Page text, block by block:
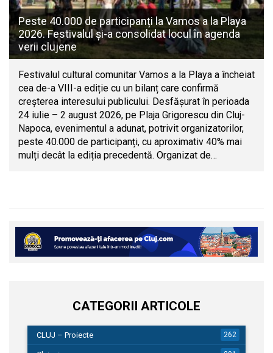
Peste 40.000 de participanți la Vamos a la Playa
2026. Festivalul și-a consolidat locul în agenda
verii clujene
Festivalul cultural comunitar Vamos a la Playa a încheiat
cea de-a VIII-a ediție cu un bilanț care confirmă
creșterea interesului publicului. Desfășurat în perioada
24 iulie – 2 august 2026, pe Plaja Grigorescu din Cluj-
Napoca, evenimentul a adunat, potrivit organizatorilor,
peste 40.000 de participanți, cu aproximativ 40% mai
mulți decât la ediția precedentă. Organizat de…
CATEGORII ARTICOLE
CLUJ – Proiecte 262